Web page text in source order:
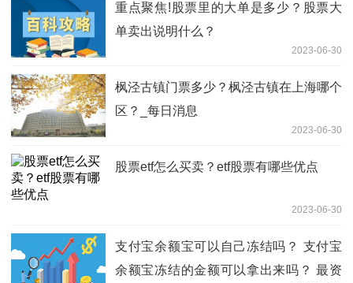
重点聚焦!股票里的大单是多少？股票大
单卖出说明什么？
2023-06-30
枫泾古镇门票多少？枫泾古镇在上海哪个
区？_每日消息
2023-06-30
股票etf怎么买卖？etf股票有哪些优点
2023-06-30
支付宝余额宝可以自己冻结吗？ 支付宝
余额宝冻结的金额可以拿出来吗？ 最资